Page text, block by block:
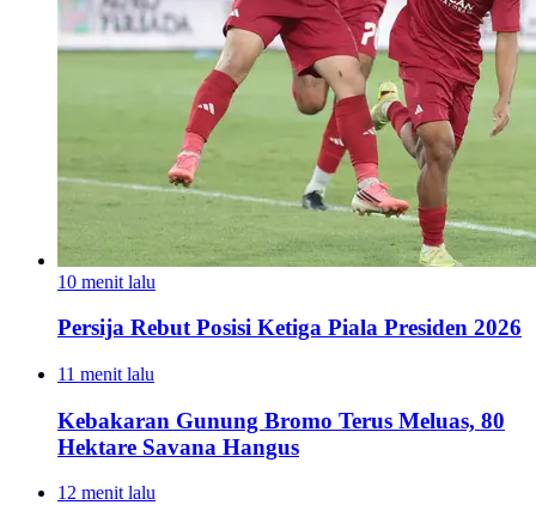
10 menit lalu
Persija Rebut Posisi Ketiga Piala Presiden 2026
11 menit lalu
Kebakaran Gunung Bromo Terus Meluas, 80
Hektare Savana Hangus
12 menit lalu